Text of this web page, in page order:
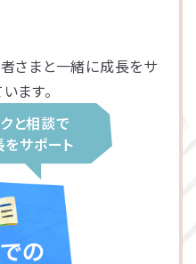
さまと一緒に成長をサ
ます。
と相談で
サポート